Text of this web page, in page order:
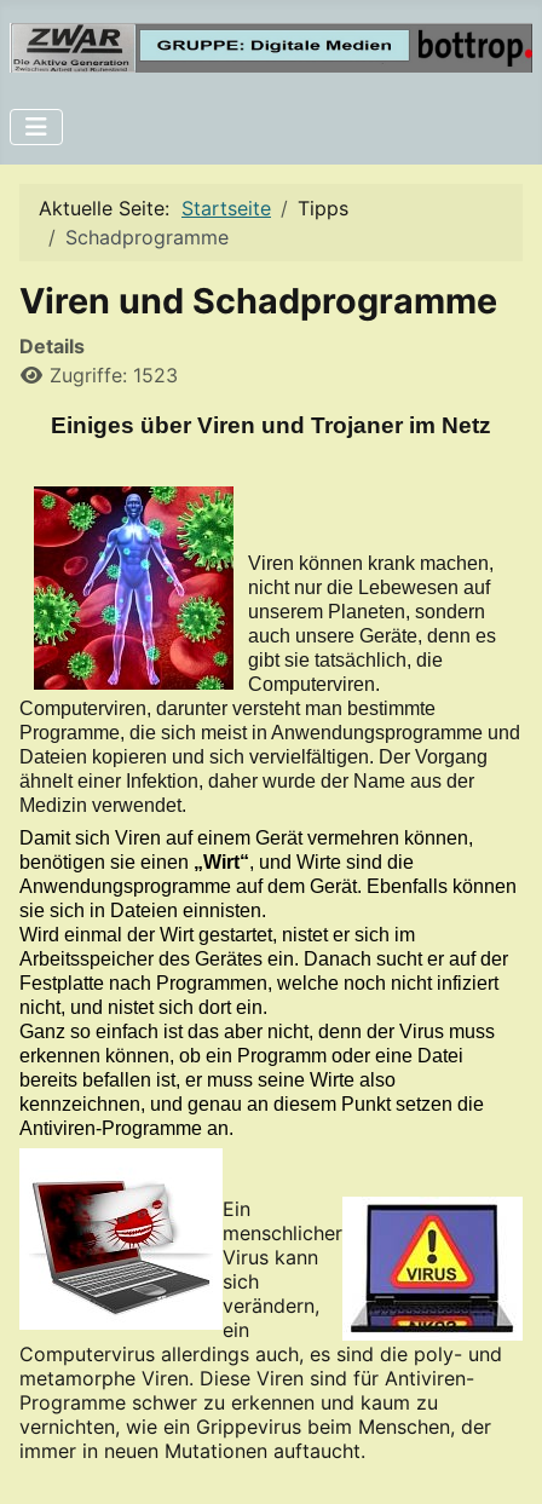
Aktuelle Seite: Startseite
Tipps
Schadprogramme
Viren und Schadprogramme
Details
Zugriffe: 1523
Einiges über Viren und Trojaner im Netz
Viren können krank machen,
nicht nur die Lebewesen auf
unserem Planeten, sondern
auch unsere Geräte, denn es
gibt sie tatsächlich, die
Computerviren.
Computerviren, darunter versteht man bestimmte
Programme, die sich meist in Anwendungsprogramme und
Dateien kopieren und sich vervielfältigen. Der Vorgang
ähnelt einer Infektion, daher wurde der Name aus der
Medizin verwendet.
Damit sich Viren auf einem Gerät vermehren können,
benötigen sie einen „Wirt“, und Wirte sind die
Anwendungsprogramme auf dem Gerät. Ebenfalls können
sie sich in Dateien einnisten.
Wird einmal der Wirt gestartet, nistet er sich im
Arbeitsspeicher des Gerätes ein. Danach sucht er auf der
Festplatte nach Programmen, welche noch nicht infiziert
nicht, und nistet sich dort ein.
Ganz so einfach ist das aber nicht, denn der Virus muss
erkennen können, ob ein Programm oder eine Datei
bereits befallen ist, er muss seine Wirte also
kennzeichnen, und genau an diesem Punkt setzen die
Antiviren-Programme an.
Ein
menschlicher
Virus kann
sich
verändern,
ein
Computervirus allerdings auch, es sind die poly- und
metamorphe Viren. Diese Viren sind für Antiviren-
Programme schwer zu erkennen und kaum zu
vernichten, wie ein Grippevirus beim Menschen, der
immer in neuen Mutationen auftaucht.